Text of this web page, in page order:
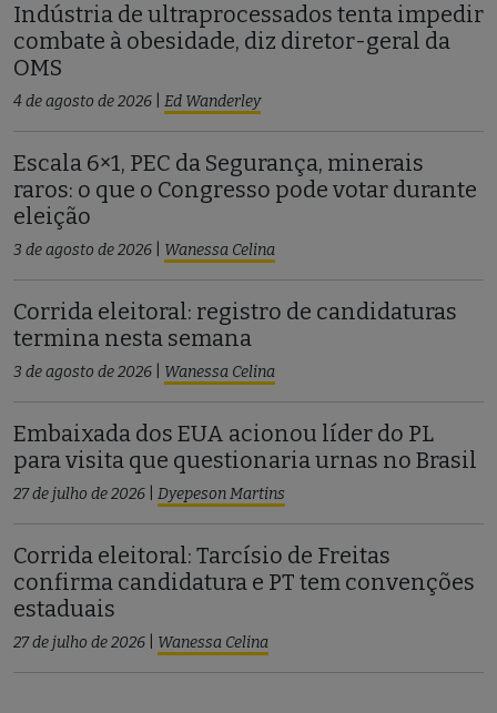
Indústria de ultraprocessados tenta impedir
combate à obesidade, diz diretor-geral da
OMS
4 de agosto de 2026 Ed Wanderley
Escala 6×1, PEC da Segurança, minerais
raros: o que o Congresso pode votar durante
eleição
3 de agosto de 2026 Wanessa Celina
Corrida eleitoral: registro de candidaturas
termina nesta semana
3 de agosto de 2026 Wanessa Celina
Embaixada dos EUA acionou líder do PL
para visita que questionaria urnas no Brasil
27 de julho de 2026 Dyepeson Martins
Corrida eleitoral: Tarcísio de Freitas
confirma candidatura e PT tem convenções
estaduais
27 de julho de 2026 Wanessa Celina